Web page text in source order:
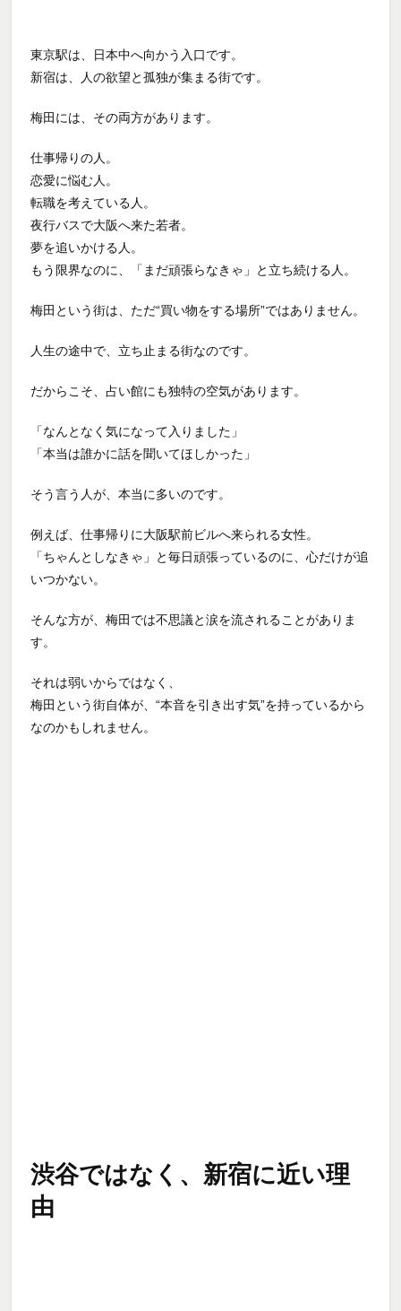
東京駅は、日本中へ向かう入口です。
新宿は、人の欲望と孤独が集まる街です。
梅田には、その両方があります。
仕事帰りの人。
恋愛に悩む人。
転職を考えている人。
夜行バスで大阪へ来た若者。
夢を追いかける人。
もう限界なのに、「まだ頑張らなきゃ」と立ち続ける人。
梅田という街は、ただ“買い物をする場所”ではありません。
人生の途中で、立ち止まる街なのです。
だからこそ、占い館にも独特の空気があります。
「なんとなく気になって入りました」
「本当は誰かに話を聞いてほしかった」
そう言う人が、本当に多いのです。
例えば、仕事帰りに大阪駅前ビルへ来られる女性。
「ちゃんとしなきゃ」と毎日頑張っているのに、心だけが追
いつかない。
そんな方が、梅田では不思議と涙を流されることがありま
す。
それは弱いからではなく、
梅田という街自体が、“本音を引き出す気”を持っているから
なのかもしれません。
渋谷ではなく、新宿に近い理
由